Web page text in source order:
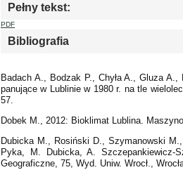
Pełny tekst:
PDF
Bibliografia
Badach A., Bodzak P., Chyła A., Gluza
panujące w Lublinie w 1980 r. na tle
57.
Dobek M., 2012: Bioklimat Lublina.
Dubicka M., Rosiński D., Szymanowski
Pyka, M. Dubicka, A.
Geograficzne, 75, Wyd. Uniw. Wrocł.,